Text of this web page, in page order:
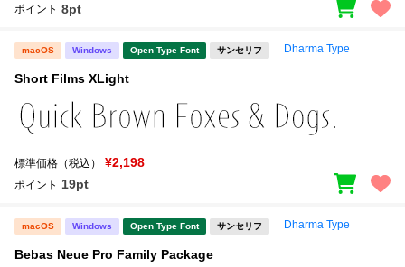
ポイント 8pt
macOS Windows Open Type Font サンセリフ Dharma Type
Short Films XLight
標準価格（税込） ¥2,198
ポイント 19pt
macOS Windows Open Type Font サンセリフ Dharma Type
Bebas Neue Pro Family Package